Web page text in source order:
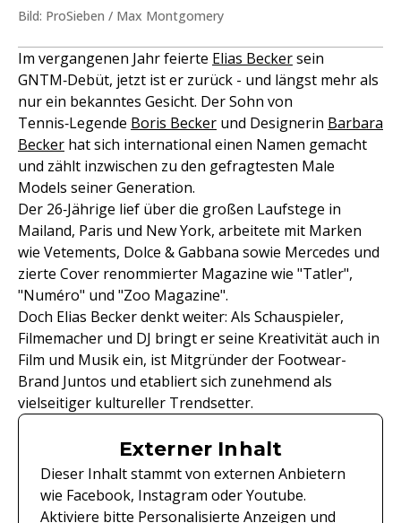
Bild: ProSieben / Max Montgomery
Im vergangenen Jahr feierte Elias Beckersein
GNTM‑Debüt, jetzt ist er zurück - und längst mehr als
nur ein bekanntes Gesicht. Der Sohn von
Tennis‑Legende Boris Becker und Designerin Barbara
Becker hat sich international einen Namen gemacht
und zählt inzwischen zu den gefragtesten Male
Models seiner Generation.
Der 26‑Jährige lief über die großen Laufstege in
Mailand, Paris und New York, arbeitete mit Marken
wie Vetements, Dolce & Gabbana sowie Mercedes und
zierte Cover renommierter Magazine wie "Tatler",
"Numéro" und "Zoo Magazine".
Doch Elias Becker denkt weiter: Als Schauspieler,
Filmemacher und DJ bringt er seine Kreativität auch in
Film und Musik ein, ist Mitgründer der Footwear-
Brand Juntos und etabliert sich zunehmend als
vielseitiger kultureller Trendsetter.
Externer Inhalt
Dieser Inhalt stammt von externen Anbietern
wie Facebook, Instagram oder Youtube.
Aktiviere bitte Personalisierte Anzeigen und